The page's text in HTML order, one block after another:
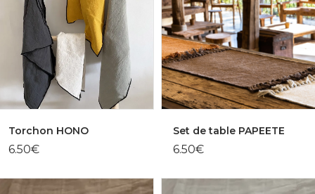
Torchon HONO
6.50€
Set de table PAPEETE
6.50€